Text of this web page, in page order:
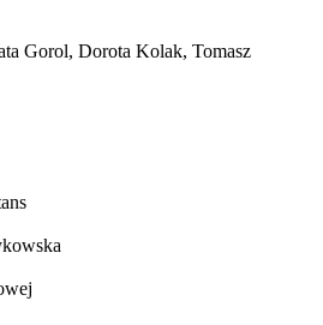
Gorol, Dorota Kolak, Tomasz